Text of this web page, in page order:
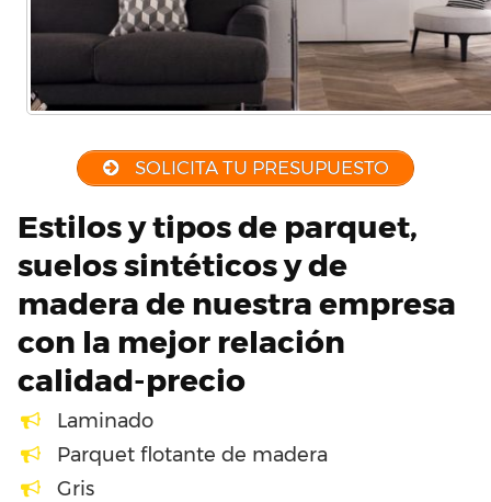
SOLICITA TU PRESUPUESTO
Estilos y tipos de parquet,
suelos sintéticos y de
madera de nuestra empresa
con la mejor relación
calidad-precio
Laminado
Parquet flotante de madera
Gris